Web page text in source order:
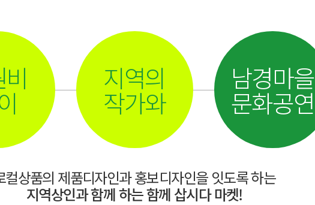
지역의
작가와
남경마을
문화공연
컬상품의 제품디자인과 홍보디자인을 잇도록 하는
지역상인과 함께 하는 함께 삽시다 마켓!